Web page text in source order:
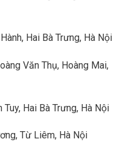
Hai Bà Trưng, Hà Nội
Văn Thụ, Hoàng Mai,
Hai Bà Trưng, Hà Nội
Từ Liêm, Hà Nội